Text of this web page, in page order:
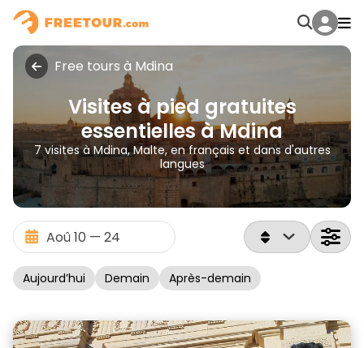
Free tours à Mdina
Visites à pied gratuites
essentielles à Mdina
7 visites à Mdina, Malte, en français et dans d'autres
langues
Aujourd’hui Demain Après-demain